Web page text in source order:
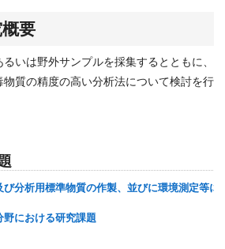
要
いは野外サンプルを採集するとともに、
質の精度の高い分析法について検討を行
分析用標準物質の作製、並びに環境測定等
における研究課題